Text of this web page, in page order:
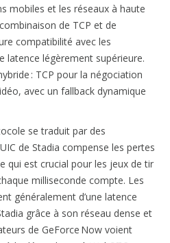
mobiles et les réseaux à haute
de TCP et de
compatibilité avec les
latence légèrement supérieure.
: TCP pour la négociation
avec un fallback dynamique
se traduit par des
de Stadia compense les pertes
qui est crucial pour les jeux de tir
milliseconde compte. Les
généralement d’une latence
grâce à son réseau dense et
de GeForce Now voient